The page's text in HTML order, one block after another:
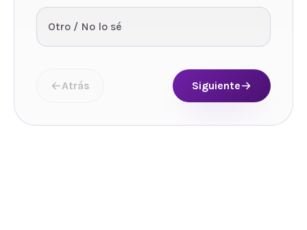
Otro / No lo sé
Atrás Siguiente